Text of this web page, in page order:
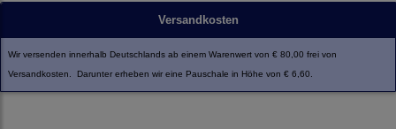
Versandkosten
Wir versenden innerhalb Deutschlands ab einem Warenwert von € 80,00 frei von
Versandkosten. Darunter erheben wir eine Pauschale in Höhe von € 6,60.